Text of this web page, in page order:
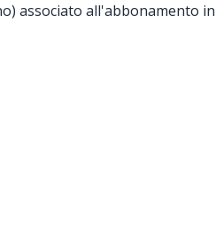
associato all'abbonamento in